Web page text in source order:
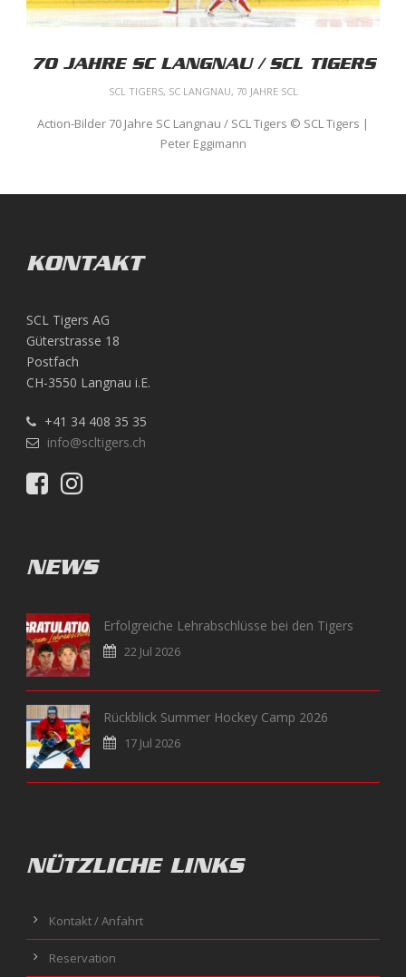
70 JAHRE SC LANGNAU / SCL TIGERS
SCL TIGERS, SC LANGNAU, 70 JAHRE SCL
Action-Bilder 70 Jahre SC Langnau / SCL Tigers © SCL Tigers |
Peter Eggimann
KONTAKT
SCL Tigers AG
Güterstrasse 18
Postfach
CH-3550 Langnau i.E.
+41 34 408 35 35
info@scltigers.ch
NEWS
Erfolgreiche Lehrabschlüsse bei den Tigers
22 Jul 2026
Rückblick Summer Hockey Camp 2026
17 Jul 2026
NÜTZLICHE LINKS
Kontakt / Anfahrt
Reservation